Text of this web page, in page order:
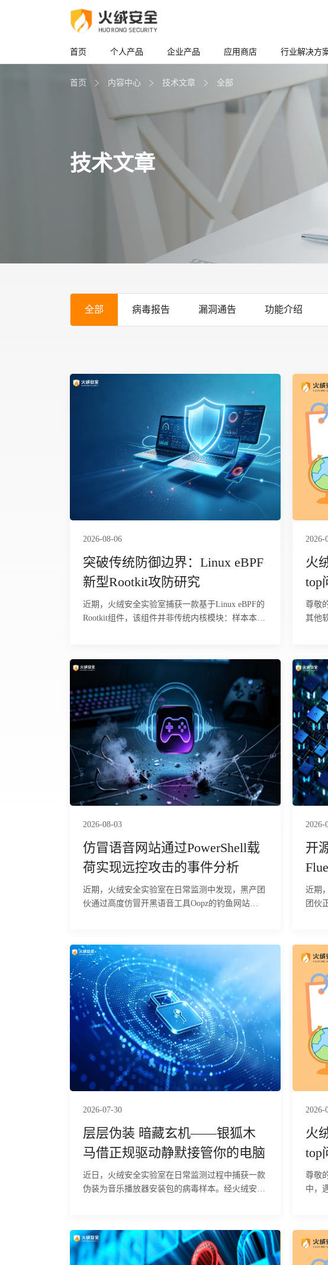
首页 个人产品 企业产品 应用商店 行业解决方
技术文章
首页 内容中心 技术文章 全部
全部 病毒报告 漏洞通告 功能介绍
2026-08-06
突破传统防御边界：Linux eBPF
新型Rootkit攻防研究
近期，火绒安全实验室捕获一款基于Linux eBPF的
Rootkit组件，该组件并非传统内核模块：样本本体
验后，内核依据BTF信息创建10个BPF map，13个
tracepoint程序附着到系统调用与调度事件。该过程
不触碰内核文本段，不修改系统调用表，无LKM加
载痕迹，基于模块签名与内核完整性校验的防线对
此类组件天然失效。 该组件隐蔽能力来自“策略与
逻辑分离”架构，隐藏目标未硬编码，存放在
hidden_pids、hidden_names、hidden_inodes三个map
内，攻击者可随时改写生效，无需重新编译加载。
代码覆盖三个观测维度：枚举/proc时抹除指定进
程；调试器attach隐藏进程时实施反制；读
取/proc/net/tcp或查询netlink时抹除指定连接，覆盖
管理员常用的三条自查路径。 由于该组件具备极强
的内核隐身能力，传统杀毒、主机巡检工具很难发
驻留主机，持续窃取服务器业务数据、账号凭证、
核心配置；依托可动态修改的隐藏策略，攻击者还
网，甚至篡改业务数据、植入勒索程序，大幅抬高
安全事件的发现与溯源成本，给企业带来数据泄
2026-
火
top
尊敬的用户您好
其他
2026-08-03
仿冒语音网站通过PowerShell载
荷实现远控攻击的事件分析
近期，火绒安全实验室在日常监测中发现，黑产团
伙通过高度仿冒开黑语音工具Oopz的钓鱼网站
语音工具的用户信任进行伪装，欺骗性极强，对经
常下载语音、加速器、辅助工具的玩家群体威胁较
大。攻击者诱导用户在本机执行恶意指令，从远端
下载恶意MSI安装包并以静默方式安装至用户目
录，全程无安装窗口或报错提示，受害者难以察
觉。木马植入后，释放多个组件，通过多阶段加
载、隐藏执行，并借助带数字签名的合法程序作为
掩护，最终在内存中启动远控木马，可被远程操
控，并存在窃取浏览器登录态、游戏账号及加密货
币钱包等敏感数据的风险。目前，火绒安全产品已
经实现对该行为的拦截与查杀。
2026-
开
黑
近期
团伙
攻击
装，
系统
通过
秘执
次攻
黑产
经实
2026-07-30
层层伪装 暗藏玄机——银狐木
马借正规驱动静默接管你的电脑
近日，火绒安全实验室在日常监测过程中捕获一款
伪装为音乐播放器安装包的病毒样本。经火绒安全
后门及实现内网中继四项核心能力。其利用经合法
签名的 Adlice TrueSight 驱动进入内核态，依据内
置的212个安全软件映像名在内核层直接终止相关
2026-
火
top
尊敬的用户您
中，